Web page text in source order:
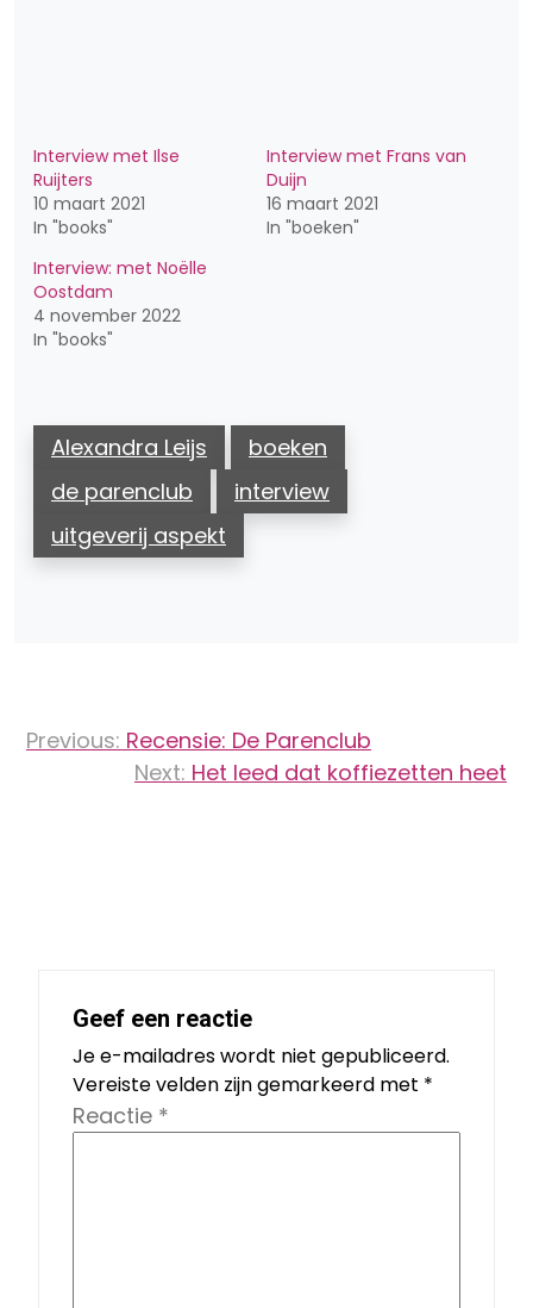
Interview met Ilse
Ruijters
10 maart 2021
In "books"
Interview met Frans van
Duijn
16 maart 2021
In "boeken"
Interview: met Noëlle
Oostdam
4 november 2022
In "books"
Alexandra Leijs
boeken
de parenclub
interview
uitgeverij aspekt
navigatie
Previous: Recensie: De Parenclub
Next: Het leed dat koffiezetten heet
Geef een reactie
Je e-mailadres wordt niet gepubliceerd.
Vereiste velden zijn gemarkeerd met *
Reactie *